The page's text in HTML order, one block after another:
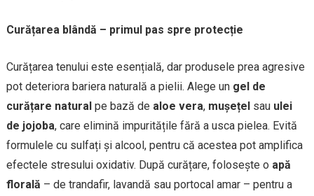
Curățarea blândă – primul pas spre protecție
Curățarea tenului este esențială, dar produsele prea agresive
pot deteriora bariera naturală a pielii. Alege un gel de
curățare naturalpe bază de aloe vera, mușețelsau ulei
de jojoba, care elimină impuritățile fără a usca pielea. Evită
formulele cu sulfați și alcool, pentru că acestea pot amplifica
efectele stresului oxidativ. După curățare, folosește o apă
florală – de trandafir, lavandă sau portocal amar – pentru a